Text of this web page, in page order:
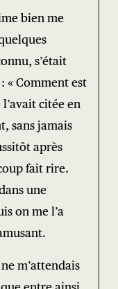
bien me
s’était
« Comment est
citée en
sans jamais
après
fait rire.
une
on me l’a
m’attendais